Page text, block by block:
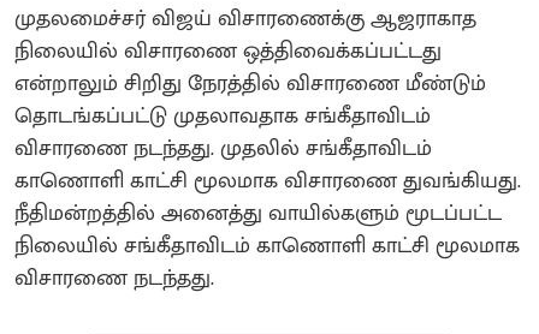
முதலமைச்சர் விஜய் விசாரணைக்கு ஆஜராகாத
நிலையில் விசாரணை ஒத்திவைக்கப்பட்டது
என்றாலும் சிறிது நேரத்தில் விசாரணை மீண்டும்
தொடங்கப்பட்டு முதலாவதாக சங்கீதாவிடம்
விசாரணை நடந்தது. முதலில் சங்கீதாவிடம்
காணொளி காட்சி மூலமாக விசாரணை துவங்கியது.
நீதிமன்றத்தில் அனைத்து வாயில்களும் மூடப்பட்ட
நிலையில் சங்கீதாவிடம் காணொளி காட்சி மூலமாக
விசாரணை நடந்தது.